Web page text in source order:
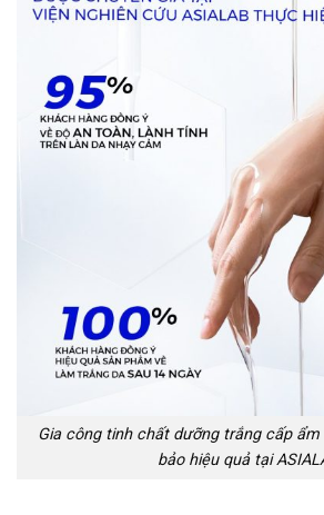
Gia công tinh chất dưỡng trắng cấp
bảo hiệu quả tại